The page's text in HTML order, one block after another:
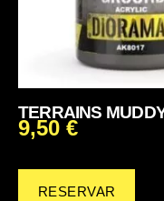
TERRAINS
9,50 €
RESERVAR